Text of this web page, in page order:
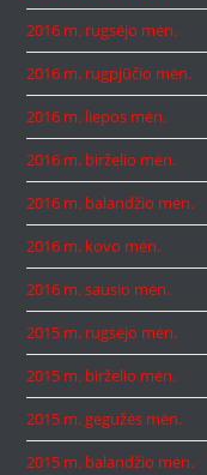
2016 m. rugsėjo mėn.
2016 m. rugpjūčio mėn.
2016 m. liepos mėn.
2016 m. birželio mėn.
2016 m. balandžio mėn.
2016 m. kovo mėn.
2016 m. sausio mėn.
2015 m. rugsėjo mėn.
2015 m. birželio mėn.
2015 m. gegužės mėn.
2015 m. balandžio mėn.